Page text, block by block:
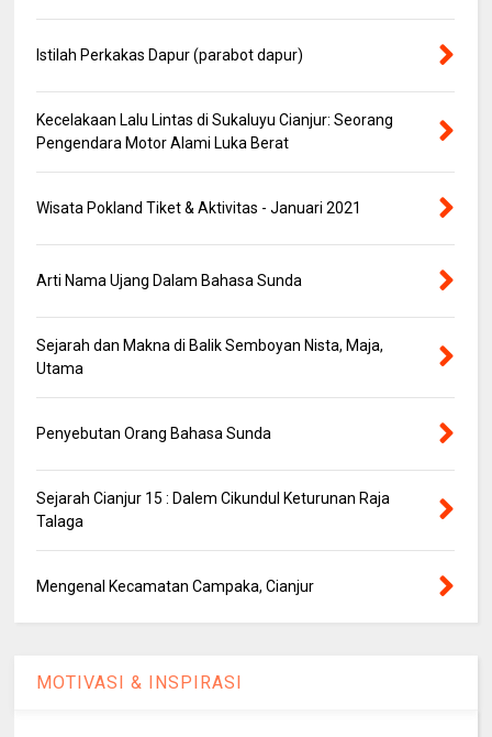
Istilah Perkakas Dapur (parabot dapur)
Kecelakaan Lalu Lintas di Sukaluyu Cianjur: Seorang
Pengendara Motor Alami Luka Berat
Wisata Pokland Tiket & Aktivitas - Januari 2021
Arti Nama Ujang Dalam Bahasa Sunda
Sejarah dan Makna di Balik Semboyan Nista, Maja,
Utama
Penyebutan Orang Bahasa Sunda
Sejarah Cianjur 15 : Dalem Cikundul Keturunan Raja
Talaga
Mengenal Kecamatan Campaka, Cianjur
MOTIVASI & INSPIRASI